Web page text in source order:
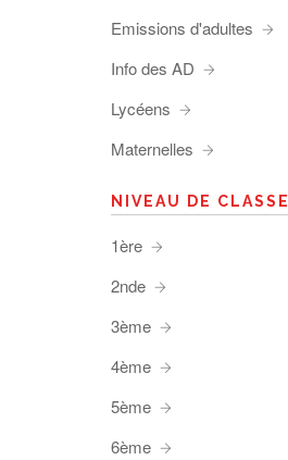
Emissions d'adultes
Info des AD
Lycéens
Maternelles
NIVEAU DE CLASSE
1ère
2nde
3ème
4ème
5ème
6ème